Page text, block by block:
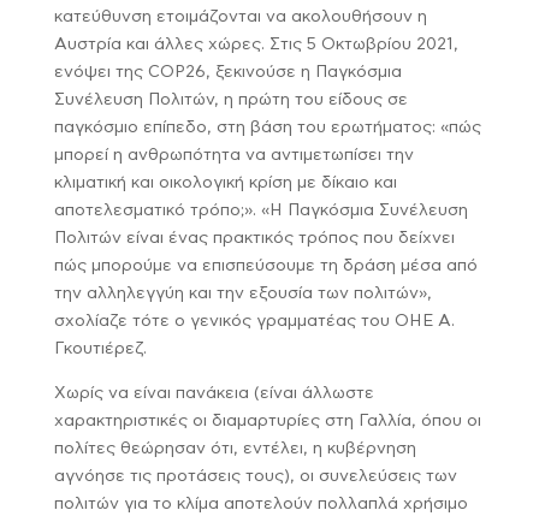
κατεύθυνση ετοιμάζονται να ακολουθήσουν η
Αυστρία και άλλες χώρες. Στις 5 Οκτωβρίου 2021,
ενόψει της COP26, ξεκινούσε η Παγκόσμια
Συνέλευση Πολιτών, η πρώτη του είδους σε
παγκόσμιο επίπεδο, στη βάση του ερωτήματος: «πώς
μπορεί η ανθρωπότητα να αντιμετωπίσει την
κλιματική και οικολογική κρίση με δίκαιο και
αποτελεσματικό τρόπο;». «Η Παγκόσμια Συνέλευση
Πολιτών είναι ένας πρακτικός τρόπος που δείχνει
πώς μπορούμε να επισπεύσουμε τη δράση μέσα από
την αλληλεγγύη και την εξουσία των πολιτών»,
σχολίαζε τότε ο γενικός γραμματέας του ΟΗΕ Α.
Γκουτιέρεζ.
Χωρίς να είναι πανάκεια (είναι άλλωστε
χαρακτηριστικές οι διαμαρτυρίες στη Γαλλία, όπου οι
πολίτες θεώρησαν ότι, εντέλει, η κυβέρνηση
αγνόησε τις προτάσεις τους), οι συνελεύσεις των
πολιτών για το κλίμα αποτελούν πολλαπλά χρήσιμο